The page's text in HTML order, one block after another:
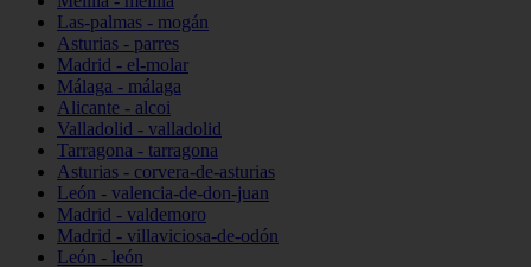
Las-palmas - mogán
Asturias - parres
Madrid - el-molar
Málaga - málaga
Alicante - alcoi
Valladolid - valladolid
Tarragona - tarragona
Asturias - corvera-de-asturias
León - valencia-de-don-juan
Madrid - valdemoro
Madrid - villaviciosa-de-odón
León - león